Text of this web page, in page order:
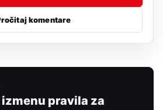
komentare
pravila za